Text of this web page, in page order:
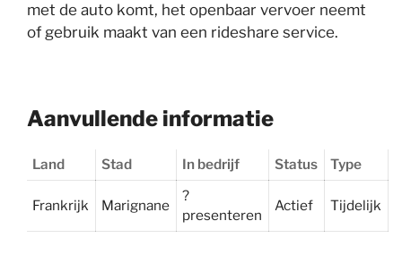
met de auto komt, het openbaar vervoer neemt
of gebruik maakt van een rideshare service.
Aanvullende informatie
Land Stad In bedrijf Status Type
Frankrijk Marignane
?
presenteren
Actief Tijdelijk